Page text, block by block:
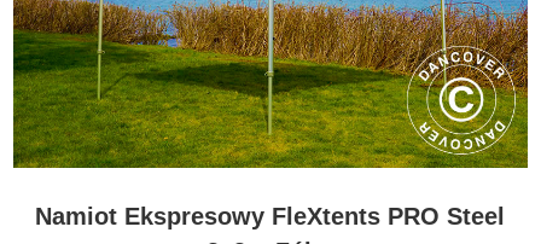
Namiot Ekspresowy FleXtents PRO Steel